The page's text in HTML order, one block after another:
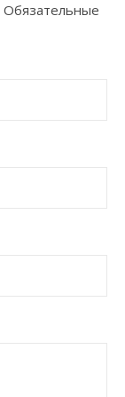
Обязательные